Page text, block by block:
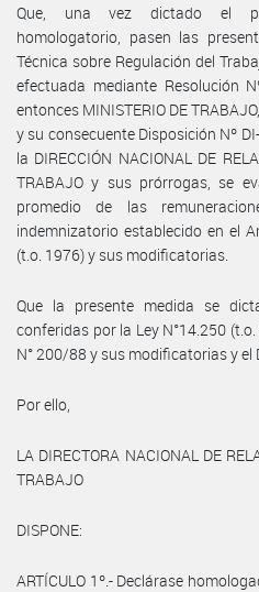
Que, una vez dictado el
homologatorio, pasen las
Técnica sobre Regulación del
efectuada mediante Resolución
entonces MINISTERIO DE
y su consecuente Disposición Nº
la DIRECCIÓN NACIONAL DE
TRABAJO y sus prórrogas, se
promedio de las
indemnizatorio establecido en el
(t.o. 1976) y sus modificatorias.
Que la presente medida se
conferidas por la Ley N°14.250
N° 200/88 y sus modificatorias y el
Por ello,
LA DIRECTORA NACIONAL DE
TRABAJO
DISPONE:
ARTÍCULO 1º.- Declárase